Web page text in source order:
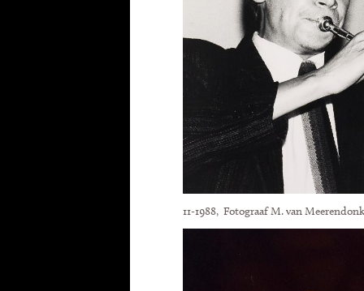
11-1988, Fotograaf M. van Meerendonk